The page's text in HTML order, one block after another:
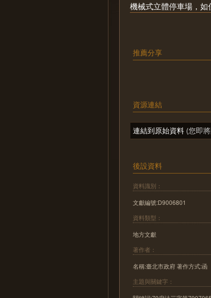
機械式立體停車場，
推薦分享
資源連結
連結到原始資料 (您即
後設資料
資料識別：
文獻編號:D9006801
資料類型：
地方文獻
著作者：
名稱:臺北市政府 著作方式:函
主題與關鍵字：